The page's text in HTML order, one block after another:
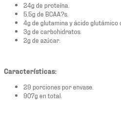
24g de proteína.
5.5g de BCAA?s.
4g de glutamina y ácido glutámico
3g de carbohidratos.
2g de azúcar.
Características:
29 porciones por envase.
907g en total.